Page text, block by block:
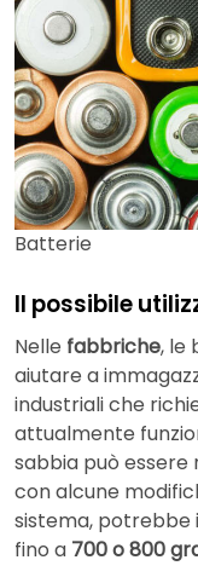
Batterie
Il possibile
Nelle fabbriche, le
aiutare a
industriali che
attualmente
sabbia può essere
con alcune
sistema, potrebbe
fino a 700 o 800